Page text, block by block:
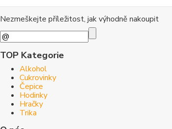
Nezmeškejte příležitost, jak výhodně nakoupit
TOP Kategorie
Alkohol
Cukrovinky
Čepice
Hodinky
Hračky
Trika